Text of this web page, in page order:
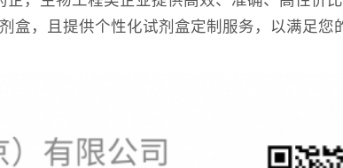
，且提供个性化试剂盒定制服务，以满足您